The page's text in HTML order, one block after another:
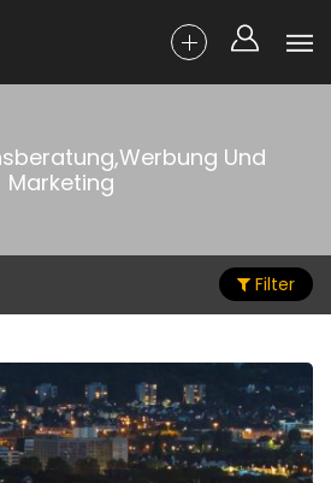
Und
Marketing
Filter